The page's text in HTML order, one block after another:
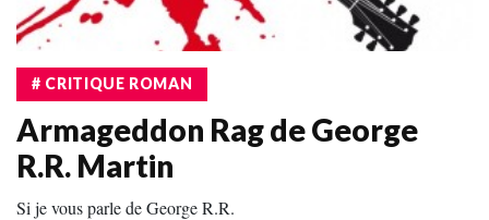
# CRITIQUE ROMAN
Armageddon Rag de George
R.R. Martin
Si je vous parle de George R.R.